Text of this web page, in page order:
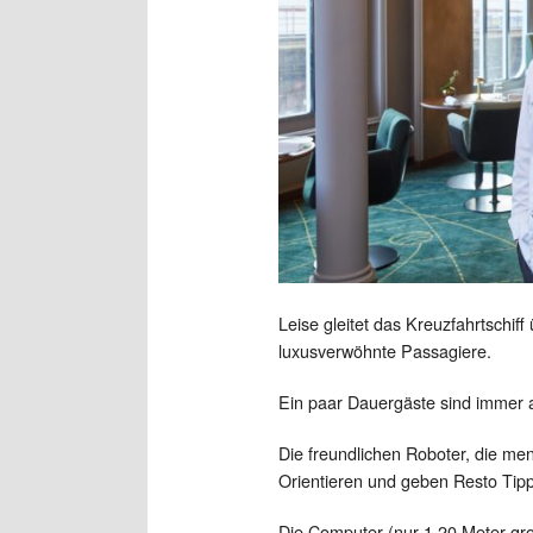
Leise gleitet das
luxusverwöhnte Passagiere.
Ein paar Dauergäste sind
Die freundlichen Roboter, die
Orientieren und geben Resto